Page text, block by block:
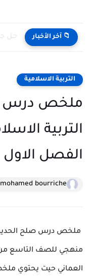
📁 آخر الأخبار
التربية الاسلامية
ملخص درس
التربية
الفصل الاول
mohamed bourriche
ملخص درس صلح
منهجي للصف التاسع من
العماني حيت يحتوي